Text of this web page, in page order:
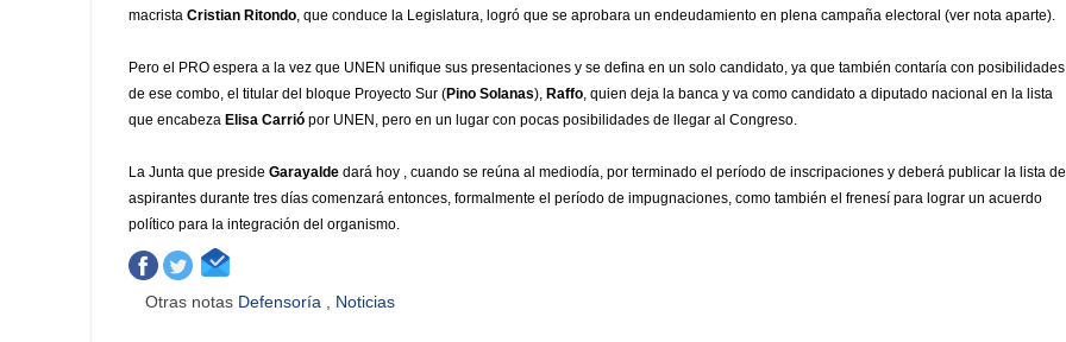
macrista Cristian Ritondo, que conduce la Legislatura, logró que se aprobara un endeudamiento en plena campaña electoral (ver nota aparte).
Pero el PRO espera a la vez que UNEN unifique sus presentaciones y se defina en un solo candidato, ya que también contaría con posibilidades
de ese combo, el titular del bloque Proyecto Sur (Pino Solanas), Raffo, quien deja la banca y va como candidato a diputado nacional en la lista
que encabeza Elisa Carrió por UNEN, pero en un lugar con pocas posibilidades de llegar al Congreso.
La Junta que preside Garayalde dará hoy , cuando se reúna al mediodía, por terminado el período de inscripaciones y deberá publicar la lista de
aspirantes durante tres días comenzará entonces, formalmente el período de impugnaciones, como también el frenesí para lograr un acuerdo
político para la integración del organismo.
Otras notas Defensoría , Noticias